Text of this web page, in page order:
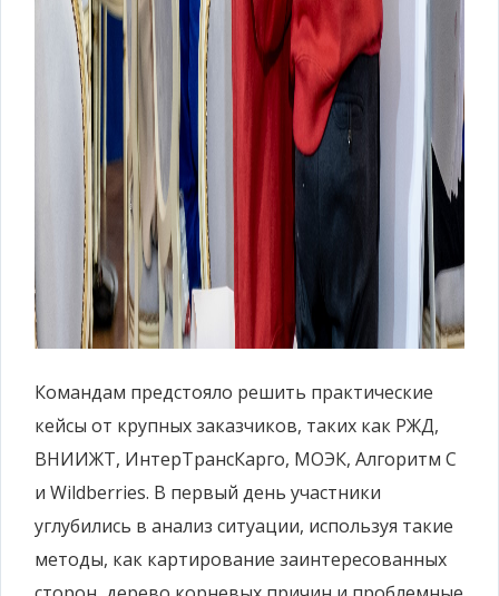
Командам предстояло решить практические
кейсы от крупных заказчиков, таких как РЖД,
ВНИИЖТ, ИнтерТрансКарго, МОЭК, Алгоритм С
и Wildberries. В первый день участники
углубились в анализ ситуации, используя такие
методы, как картирование заинтересованных